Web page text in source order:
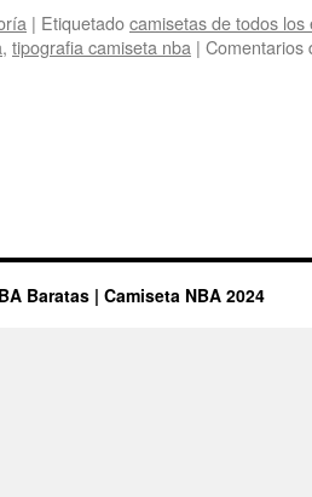
| Etiquetadocamisetas de todos
, tipografia camiseta nba | Comentarios
Baratas | Camiseta NBA 2024